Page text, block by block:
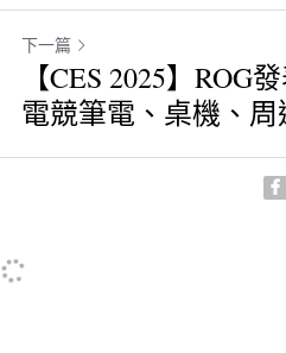
下一篇
【CES 2025】ROG
電競筆電、桌機、